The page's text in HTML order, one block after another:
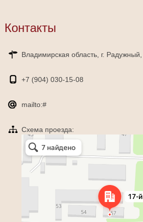
Контакты
Владимирская область, г.
+7 (904) 030-15-08
mailto:#
Схема проезда:
Яндекс Карты
Радужный — Яндекс Карты